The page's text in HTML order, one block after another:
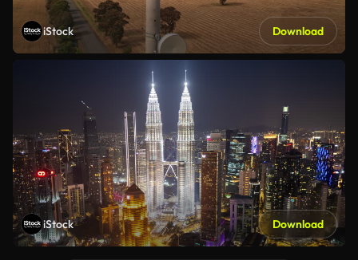
iStock Download
iStock Download